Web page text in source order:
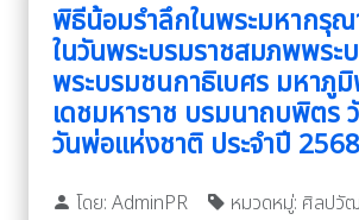
พิธีน้อมรำลึกในพระมหากรุ
ในวันพระบรมราชสมภพพระ
พระบรมชนกาธิเบศร มหาภู
เดชมหาราช บรมนาถบพิตร
วันพ่อแห่งชาติ ประจำปี 2568
โดย: AdminPR
หมวดหมู่: ศิลปวั